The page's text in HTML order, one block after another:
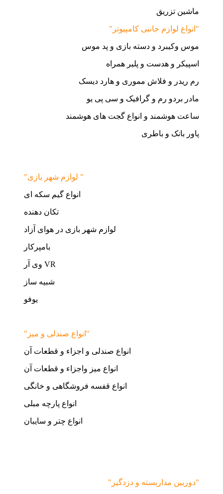
ماشین تزریق
"انواع لوازم جانبی کامپیوتر"
موس وکیبرد و دسته بازی و پد موس
اسپیکر و هدست و پلیر همراه
رم ریدر و فلاش مموری و هارد دیسک
مادر بردو رم و گرافیک و سی پی یو
ساعت هوشمند و انواع گجت های هوشمند
پاور بانک و باطری
"لوازم شهر بازی "
انواع گیم سکه ای
تکان دهنده
لوازم شهر بازی در هوای آزاد
بامپرکار
وی آر VR
شبیه ساز
یوفو
"انواع صندلی و میز"
انواع صندلی و اجزاء و قطعات آن
انواع میز واجزاء و قطعات آن
انواع قفسه فروشگاهی و خانگی
انواع پارچه مبلی
انواع چتر و سایبان
"دوربین مداربسته و دزدگیر"